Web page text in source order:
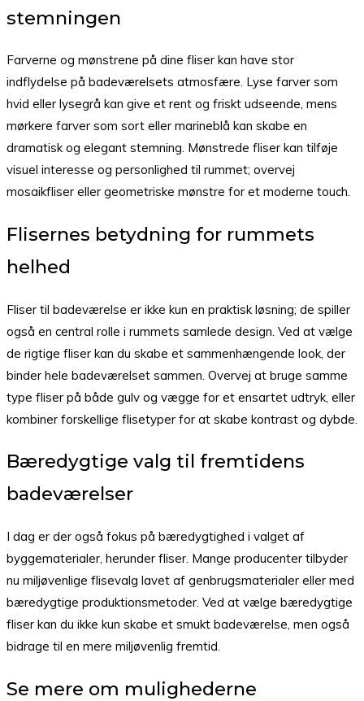
stemningen
Farverne og mønstrene på dine fliser kan have stor
indflydelse på badeværelsets atmosfære. Lyse farver som
hvid eller lysegrå kan give et rent og friskt udseende, mens
mørkere farver som sort eller marineblå kan skabe en
dramatisk og elegant stemning. Mønstrede fliser kan tilføje
visuel interesse og personlighed til rummet; overvej
mosaikfliser eller geometriske mønstre for et moderne touch.
Flisernes betydning for rummets
helhed
Fliser til badeværelse er ikke kun en praktisk løsning; de spiller
også en central rolle i rummets samlede design. Ved at vælge
de rigtige fliser kan du skabe et sammenhængende look, der
binder hele badeværelset sammen. Overvej at bruge samme
type fliser på både gulv og vægge for et ensartet udtryk, eller
kombiner forskellige flisetyper for at skabe kontrast og dybde.
Bæredygtige valg til fremtidens
badeværelser
I dag er der også fokus på bæredygtighed i valget af
byggematerialer, herunder fliser. Mange producenter tilbyder
nu miljøvenlige flisevalg lavet af genbrugsmaterialer eller med
bæredygtige produktionsmetoder. Ved at vælge bæredygtige
fliser kan du ikke kun skabe et smukt badeværelse, men også
bidrage til en mere miljøvenlig fremtid.
Se mere om mulighederne